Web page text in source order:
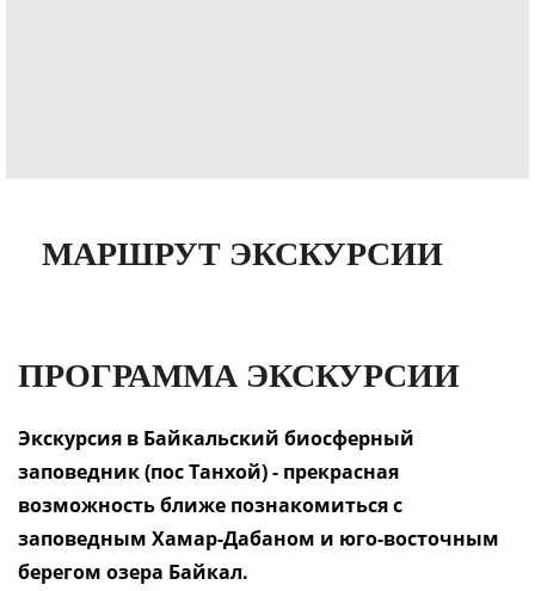
МАРШРУТ ЭКСКУРСИИ
ПРОГРАММА ЭКСКУРСИИ
Экскурсия в Байкальский биосферный
заповедник (пос Танхой) - прекрасная
возможность ближе познакомиться с
заповедным Хамар-Дабаном и юго-восточным
берегом озера Байкал.